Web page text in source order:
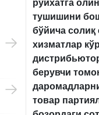
рўйхатга
тушишини
бўйича солиқ
хизматлар
берувчи
товар